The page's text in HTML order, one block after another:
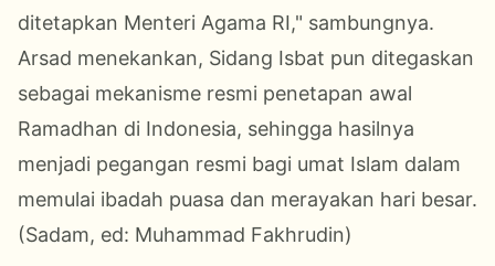
ditetapkan Menteri Agama RI," sambungnya.
Arsad menekankan, Sidang Isbat pun ditegaskan
sebagai mekanisme resmi penetapan awal
Ramadhan di Indonesia, sehingga hasilnya
menjadi pegangan resmi bagi umat Islam dalam
memulai ibadah puasa dan merayakan hari besar.
(Sadam, ed: Muhammad Fakhrudin)